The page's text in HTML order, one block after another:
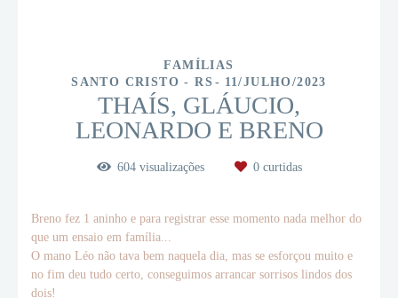
FAMÍLIAS
SANTO CRISTO - RS
11/JULHO/2023
THAÍS, GLÁUCIO,
LEONARDO E BRENO
604visualizações 0curtidas
Breno fez 1 aninho e para registrar esse momento nada melhor do
que um ensaio em família...
O mano Léo não tava bem naquela dia, mas se esforçou muito e
no fim deu tudo certo, conseguimos arrancar sorrisos lindos dos
dois!